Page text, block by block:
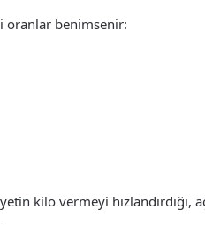
oranlar benimsenir:
kilo vermeyi hızlandırdığı,